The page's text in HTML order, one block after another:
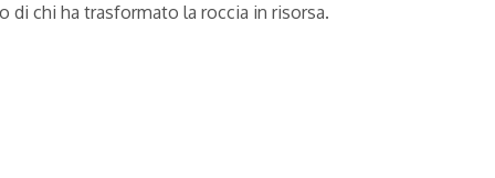
di chi ha trasformato la roccia in risorsa.